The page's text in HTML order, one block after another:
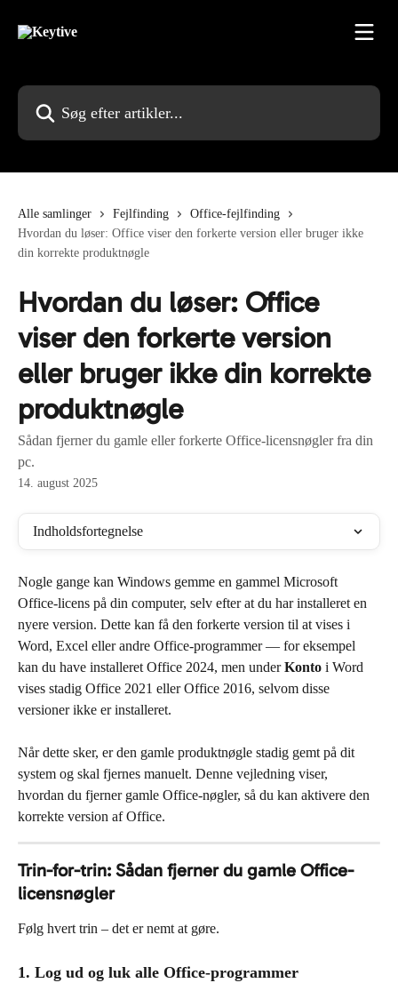
Søg efter artikler...
Alle samlinger Fejlfinding
Office-fejlfinding
Hvordan du løser: Office viser den forkerte version eller bruger ikke
din korrekte produktnøgle
Hvordan du løser: Office
viser den forkerte version
eller bruger ikke din korrekte
produktnøgle
Sådan fjerner du gamle eller forkerte Office-licensnøgler fra din
pc.
14. august 2025
Indholdsfortegnelse
Nogle gange kan Windows gemme en gammel Microsoft
Office-licens på din computer, selv efter at du har installeret en
nyere version. Dette kan få den forkerte version til at vises i
Word, Excel eller andre Office-programmer — for eksempel
kan du have installeret Office 2024, men under Konto i Word
vises stadig Office 2021 eller Office 2016, selvom disse
versioner ikke er installeret.
Når dette sker, er den gamle produktnøgle stadig gemt på dit
system og skal fjernes manuelt. Denne vejledning viser,
hvordan du fjerner gamle Office-nøgler, så du kan aktivere den
korrekte version af Office.
Trin-for-trin: Sådan fjerner du gamle Office-
licensnøgler
Følg hvert trin – det er nemt at gøre.
1. Log ud og luk alle Office-programmer